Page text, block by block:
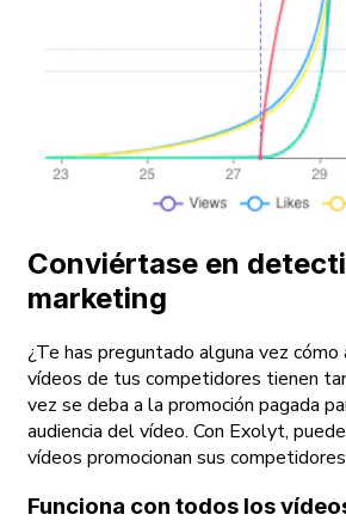
Conviértase en
marketing
¿Te has preguntado alguna vez
vídeos de tus competidores tienen
vez se deba a la promoción pagada
audiencia del vídeo. Con Exolyt,
vídeos promocionan sus
Funciona con todos los